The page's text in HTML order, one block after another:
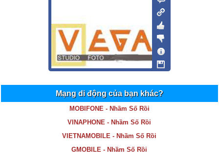
Mạng di động của bạn khác?
MOBIFONE - Nhầm Số Rồi
VINAPHONE - Nhầm Số Rồi
VIETNAMOBILE - Nhầm Số Rồi
GMOBILE - Nhầm Số Rồi